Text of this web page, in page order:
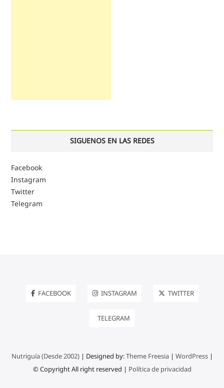
SIGUENOS EN LAS REDES
Facebook
Instagram
Twitter
Telegram
FACEBOOK INSTAGRAM TWITTER
TELEGRAM
Nutriguía (Desde 2002)| Designed by:Theme Freesia| WordPress|
© Copyright All right reserved | Política de privacidad